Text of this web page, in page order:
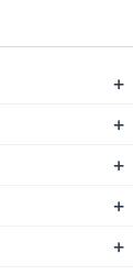
+
+
+
+
+